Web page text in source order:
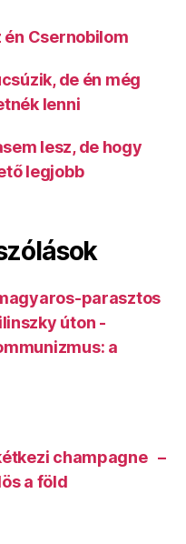
én Csernobilom
de én még
lenni
lesz, de hogy
legjobb
parasztos
úton -
a
champagne –
a föld